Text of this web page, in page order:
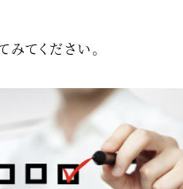
みてください。